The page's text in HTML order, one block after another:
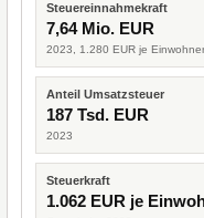
Steuereinnahmekraft
7,64 Mio. EUR
2023, 1.280 EUR je Einwohner
Anteil Umsatzsteuer
187 Tsd. EUR
2023
Steuerkraft
1.062 EUR je